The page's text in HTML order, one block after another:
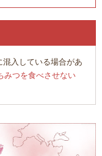
混入している場合があ
みつを食べさせない